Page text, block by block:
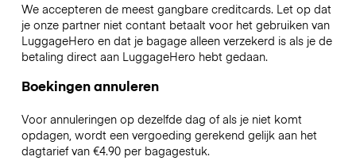
We accepteren de meest gangbare creditcards. Let op dat
je onze partner niet contant betaalt voor het gebruiken van
LuggageHero en dat je bagage alleen verzekerd is als je de
betaling direct aan LuggageHero hebt gedaan.
Boekingen annuleren
Voor annuleringen op dezelfde dag of als je niet komt
opdagen, wordt een vergoeding gerekend gelijk aan het
dagtarief van €4.90 per bagagestuk.